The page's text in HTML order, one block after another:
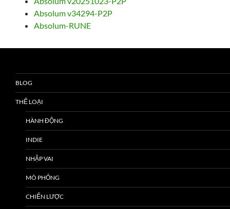
Absolum v34294-P2P
Absolum-RUNE
BLOG
THỂ LOẠI
HÀNH ĐỘNG
INDIE
NHẬP VAI
MÔ PHỎNG
CHIẾN LƯỢC